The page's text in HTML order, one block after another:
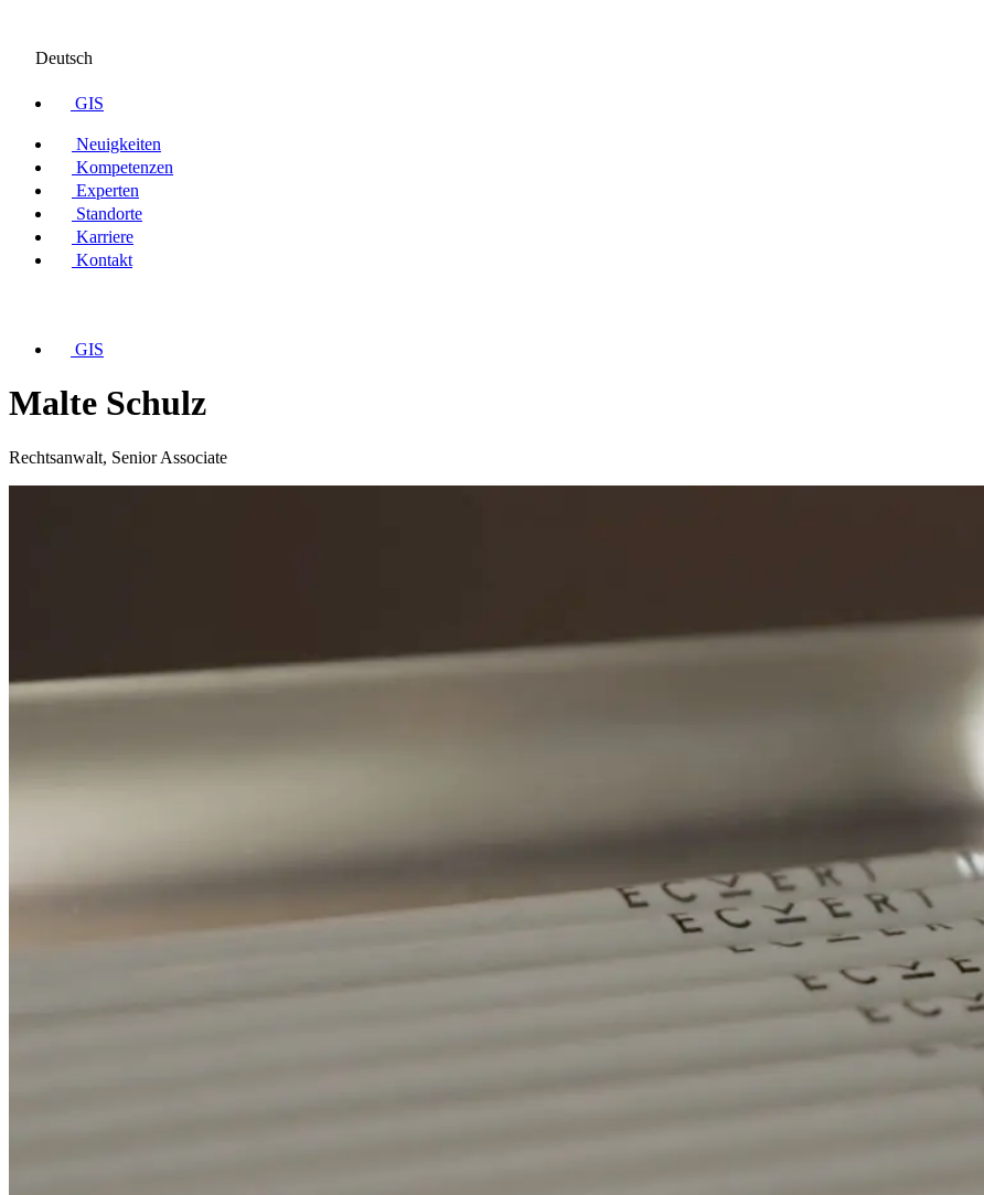
Deutsch
GIS
Neuigkeiten
Kompetenzen
Experten
Standorte
Karriere
Kontakt
GIS
Malte Schulz
Rechtsanwalt, Senior Associate